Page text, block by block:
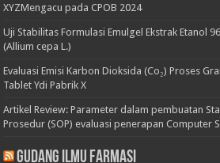
XYZMengacu pada CPOB 2024
Uji Stabilitas Formulasi Emulgel Ekstrak Etanol
(Allium cepa L.)
Evaluasi Emisi Karbon Dioksida (Co₂) Proses
Tablet Ydi Pabrik X
Artikel Review: Parameter dalam pembuatan
Prosedur (SOP) evaluasi penerapan Computer
Gudang Ilmu Farmasi